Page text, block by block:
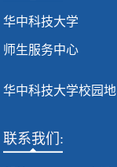
华中科技大学
师生服务中心
华中科技大学校园地
联系我们: